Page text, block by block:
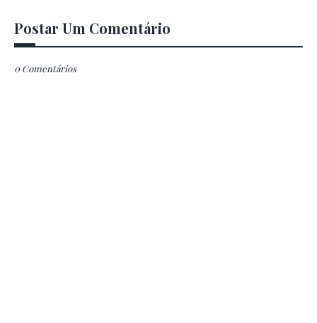
Postar Um Comentário
0 Comentários